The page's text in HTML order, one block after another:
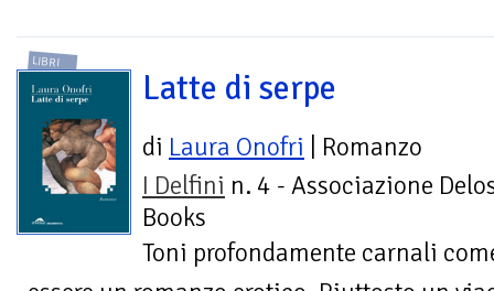
LIBRI
Latte di serpe
di Laura Onofri | Romanzo
I Delfini n. 4 - Associazione
Books
Toni profondamente carnali